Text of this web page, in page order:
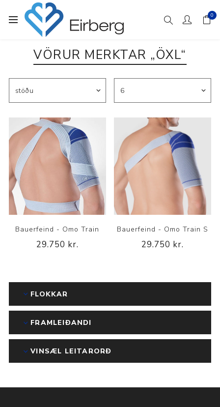
0
VÖRUR MERKTAR „ÖXL“
Bauerfeind - Omo Train
29.750 kr.
Bauerfeind - Omo Train S
29.750 kr.
FLOKKAR
FRAMLEIÐANDI
VINSÆL LEITARORÐ